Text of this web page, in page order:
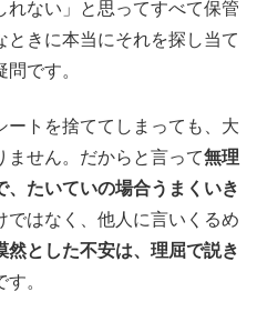
れない」と思ってすべて保管
ときに本当にそれを探し当て
です。
トを捨ててしまっても、大
ません。だからと言って無理
たいていの場合うまくいき
ではなく、他人に言いくるめ
然とした不安は、理屈で説き
す。